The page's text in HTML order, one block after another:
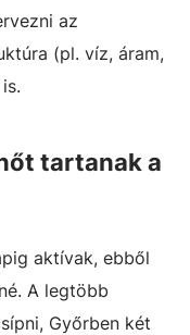
az
(pl. víz, áram,
tartanak a
aktívak, ebből
A legtöbb
Győrben két